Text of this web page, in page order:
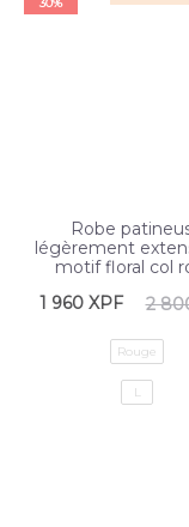
Robe
légèrement
motif floral col
2
1 960 XPF
Rouge
L